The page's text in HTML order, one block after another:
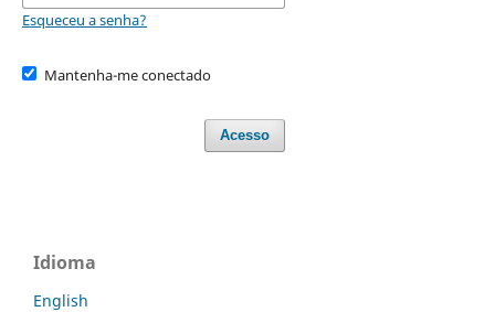
Esqueceu a senha?
Mantenha-me conectado
Acesso
Idioma
English